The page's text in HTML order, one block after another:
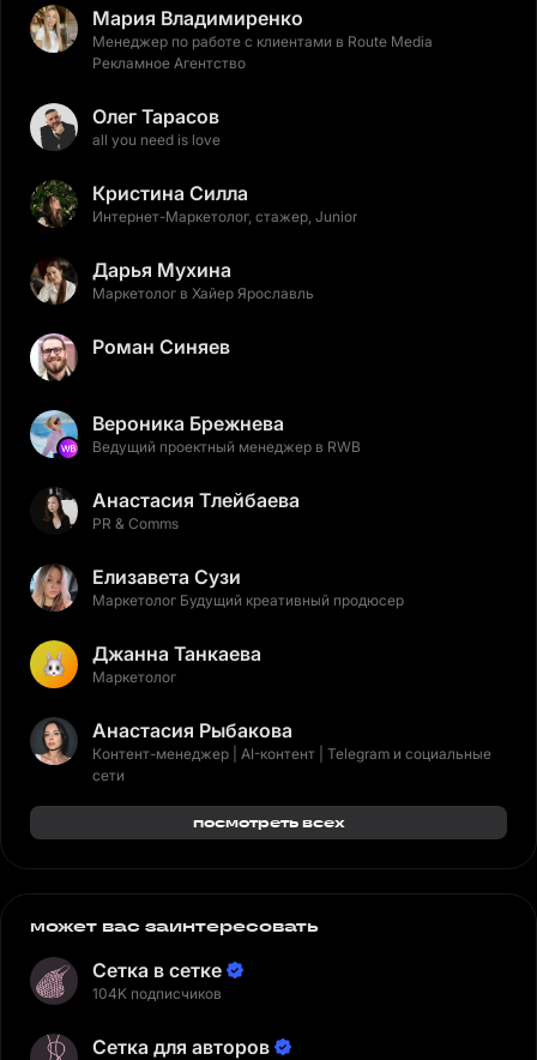
Мария Владимиренко
Менеджер по работе с клиентами в Route Media
Рекламное Агентство
Олег Тарасов
all you need is love
Кристина Силла
Интернет-Маркетолог, стажер, Junior
Дарья Мухина
Маркетолог в Хайер Ярославль
Роман Синяев
Вероника Брежнева
Ведущий проектный менеджер в RWB
Анастасия Тлейбаева
PR & Comms
Елизавета Сузи
Маркетолог Будущий креативный продюсер
Джанна Танкаева
Маркетолог
Анастасия Рыбакова
Контент-менеджер | AI-контент | Telegram и социальные
сети
посмотреть всех
может вас заинтересовать
Сетка в сетке
104K подписчиков
Сетка для авторов